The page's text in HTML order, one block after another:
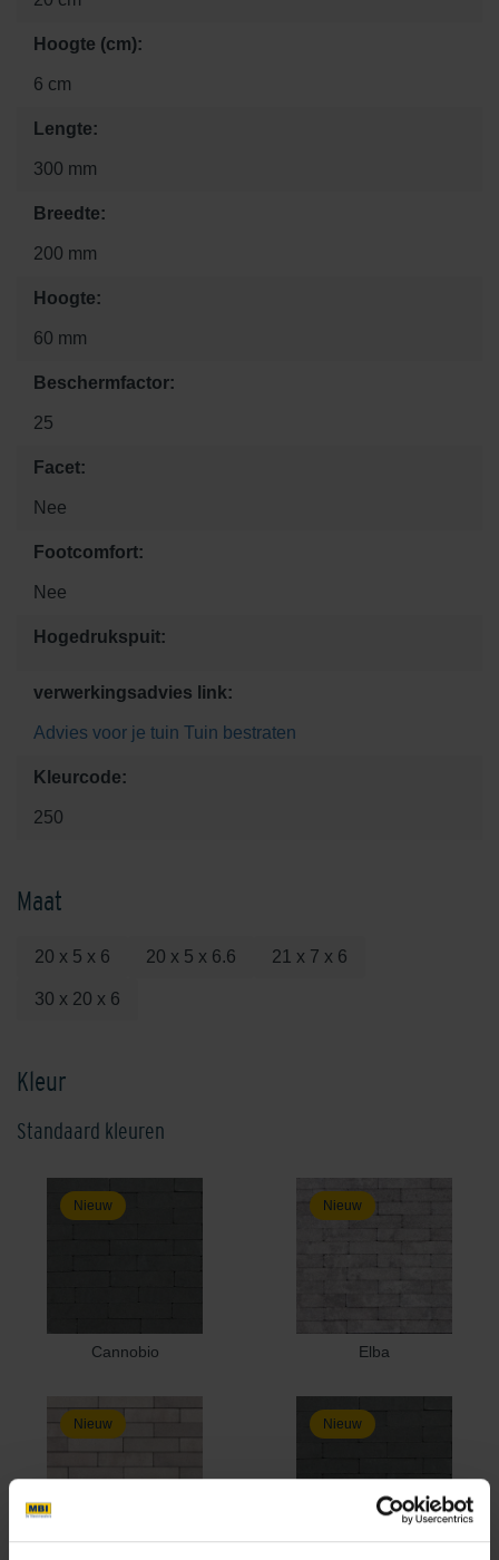
Hoogte (cm):
6 cm
Lengte:
300 mm
Breedte:
200 mm
Hoogte:
60 mm
Beschermfactor:
25
Facet:
Nee
Footcomfort:
Nee
Hogedrukspuit:
verwerkingsadvies link:
Advies voor je tuin Tuin bestraten
Kleurcode:
250
Maat
20 x 5 x 6 20 x 5 x 6.6 21 x 7 x 6
30 x 20 x 6
Kleur
Standaard kleuren
Nieuw
Cannobio
Nieuw
Elba
Nieuw Nieuw